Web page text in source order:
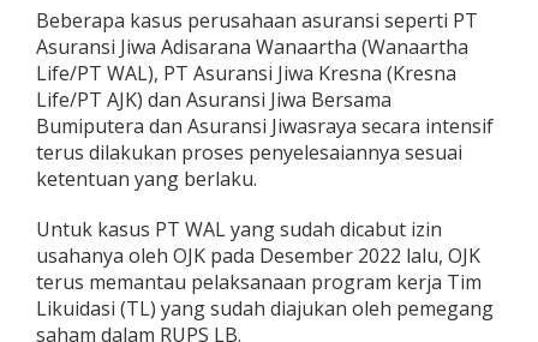
e
n
y
e
l
e
s
a
i
n
P
r
m
a
Beberapa kasus perusahaan asuransi seperti PT
Asuransi Jiwa Adisarana Wanaartha (Wanaartha
Life/PT WAL), PT Asuransi Jiwa Kresna (Kresna
Life/PT AJK) dan Asuransi Jiwa Bersama
Bumiputera dan Asuransi Jiwasraya secara intensif
terus dilakukan proses penyelesaiannya sesuai
ketentuan yang berlaku.
Untuk kasus PT WAL yang sudah dicabut izin
usahanya oleh OJK pada Desember 2022 lalu, OJK
terus memantau pelaksanaan program kerja Tim
Likuidasi (TL) yang sudah diajukan oleh pemegang
saham dalam RUPS LB.